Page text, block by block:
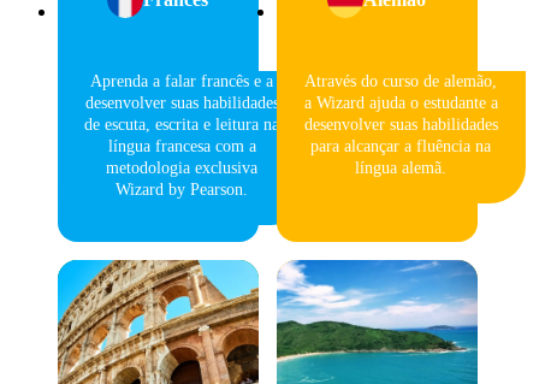
Aprenda a falar francês e a
desenvolver suas habilidades
de escuta, escrita e leitura na
língua francesa com a
metodologia exclusiva
Wizard by Pearson.
Através do curso de alemão,
a Wizard ajuda o estudante a
desenvolver suas habilidades
para alcançar a fluência na
língua alemã.